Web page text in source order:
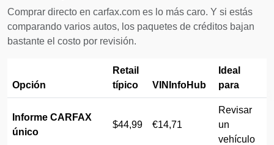
Comprar directo en carfax.com es lo más caro. Y si estás
comparando varios autos, los paquetes de créditos bajan
bastante el costo por revisión.
Opción
Retail
típico
VINInfoHub
Ideal
para
Informe CARFAX
único
$44,99 €14,71
Revisar
un
vehículo